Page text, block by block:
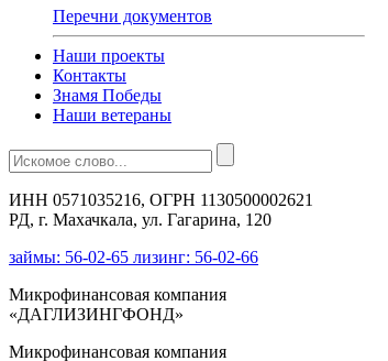
Перечни документов
Наши проекты
Контакты
Знамя Победы
Наши ветераны
ИНН 0571035216, ОГРН 1130500002621
РД, г. Махачкала, ул. Гагарина, 120
займы: 56-02-65 лизинг: 56-02-66
Микрофинансовая компания
«ДАГЛИЗИНГФОНД»
Микрофинансовая компания